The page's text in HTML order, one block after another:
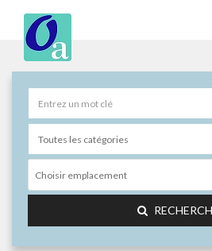
Choisir emplacement